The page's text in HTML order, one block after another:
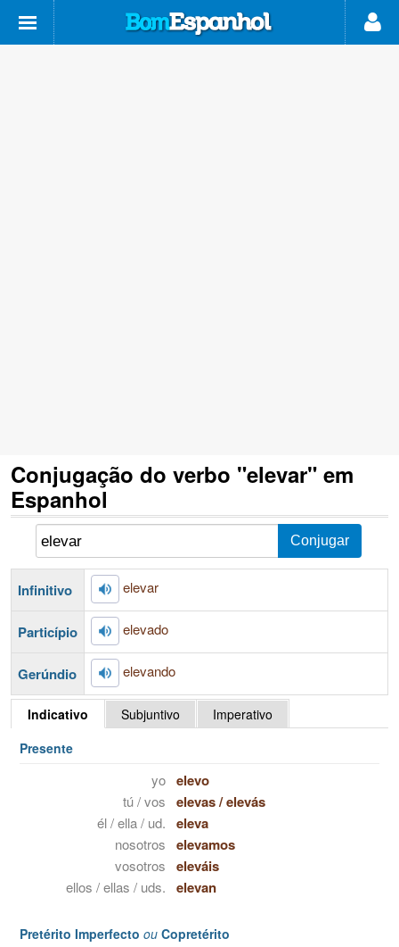
Conjugação do verbo "elevar" em
Espanhol
Infinitivo elevar
Particípio elevado
Gerúndio elevando
Indicativo Subjuntivo
Imperativo
Presente
yo elevo
tú / vos elevas/elevás
él / ella / ud. eleva
nosotros elevamos
vosotros eleváis
ellos / ellas / uds. elevan
Pretérito Imperfecto ou Copretérito